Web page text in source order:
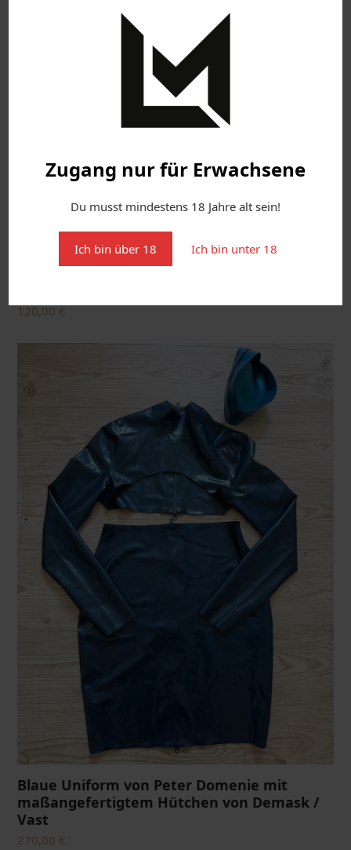
Zugang nur für Erwachsene
Du musst mindestens 18 Jahre alt sein!
Ich bin über 18 Ich bin unter 18
120,00€
Blaue Uniform von Peter Domenie mit
maßangefertigtem Hütchen von Demask /
Vast
270,00 €